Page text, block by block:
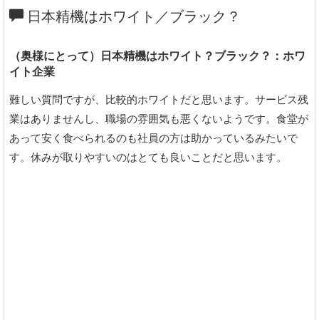
日本精機はホワイト／ブラック？
（奥様にとって）日本精機はホワイト？ブラック？：ホワ
イト企業
難しい質問ですが、比較的ホワイトだと思います。サービス残
業はありませんし、職場の雰囲気も悪くないようです。食堂が
あって安く食べられるのも社員の方は助かっているみたいで
す。休みが取りやすいのはとても良いことだと思います。